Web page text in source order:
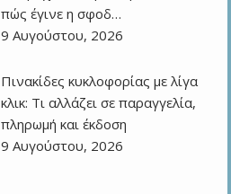
πώς έγινε η σφοδ…
9 Αυγούστου, 2026
Πινακίδες κυκλοφορίας με λίγα
κλικ: Τι αλλάζει σε παραγγελία,
πληρωμή και έκδοση
9 Αυγούστου, 2026